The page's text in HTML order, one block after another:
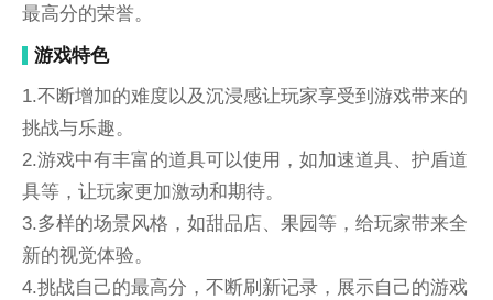
最高分的荣誉。
游戏特色
1.不断增加的难度以及沉浸感让玩家享受到游戏带来的
挑战与乐趣。
2.游戏中有丰富的道具可以使用，如加速道具、护盾道
具等，让玩家更加激动和期待。
3.多样的场景风格，如甜品店、果园等，给玩家带来全
新的视觉体验。
4.挑战自己的最高分，不断刷新记录，展示自己的游戏